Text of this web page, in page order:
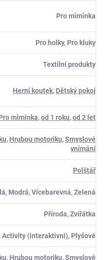
Pro miminka
Pro holky, Pro kluky
Textilní produkty
Herní koutek, Dětský pokoj
miminka,od 1 roku,od 2 let
, Hrubou motoriku,Smyslové
vnímání
Polštář
Modrá, Vícebarevná, Zelená
Příroda, Zvířátka
Activity (interaktivní), Plyšové
, Hrubou motoriku,Smyslové